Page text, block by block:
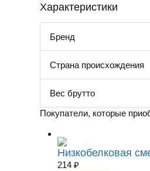
Характеристики
Бренд
Страна происхождения
Вес брутто
Покупатели, которые
Низкобелковая
214 ₽